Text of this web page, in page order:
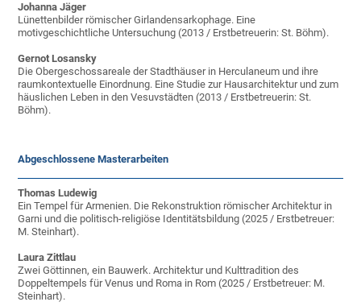
Johanna Jäger
Lünettenbilder römischer Girlandensarkophage. Eine
motivgeschichtliche Untersuchung (2013 / Erstbetreuerin: St. Böhm).
Gernot Losansky
Die Obergeschossareale der Stadthäuser in Herculaneum und ihre
raumkontextuelle Einordnung. Eine Studie zur Hausarchitektur und zum
häuslichen Leben in den Vesuvstädten (2013 / Erstbetreuerin: St.
Böhm).
Abgeschlossene Masterarbeiten
Thomas Ludewig
Ein Tempel für Armenien. Die Rekonstruktion römischer Architektur in
Garni und die politisch-religiöse Identitätsbildung (2025 / Erstbetreuer:
M. Steinhart).
Laura Zittlau
Zwei Göttinnen, ein Bauwerk. Architektur und Kulttradition des
Doppeltempels für Venus und Roma in Rom (2025 / Erstbetreuer: M.
Steinhart).